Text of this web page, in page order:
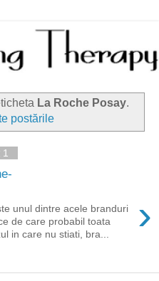
La Roche Posay.
postările
›
unul dintre acele branduri
de care probabil toata
in care nu stiati, bra...